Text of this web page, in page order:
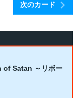
次のカード
of Satan ～リボー